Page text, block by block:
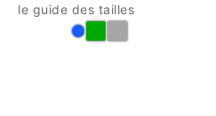
le guide des tailles